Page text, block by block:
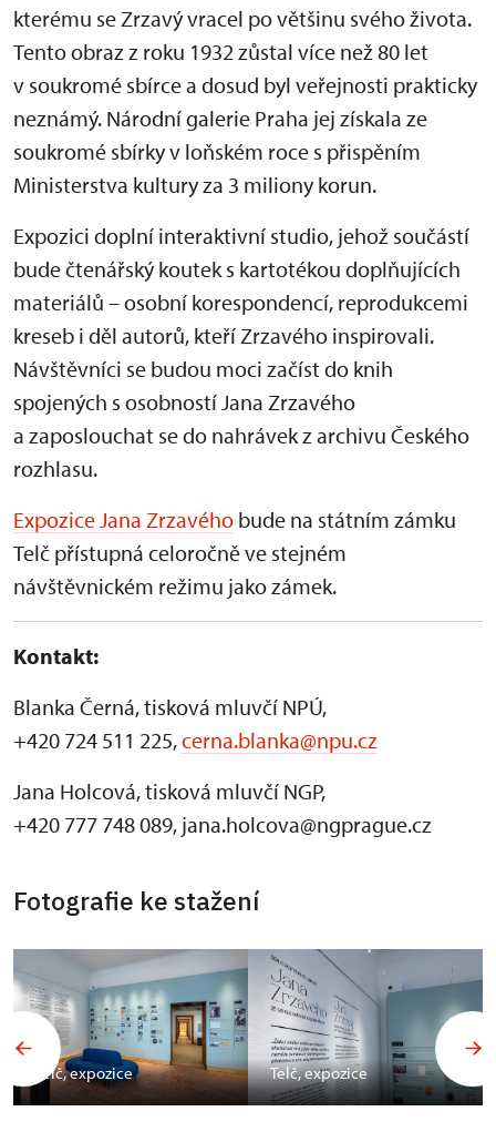
kterému se Zrzavý vracel po většinu svého života.
Tento obraz z roku 1932 zůstal více než 80 let
v soukromé sbírce a dosud byl veřejnosti prakticky
neznámý. Národní galerie Praha jej získala ze
soukromé sbírky v loňském roce s přispěním
Ministerstva kultury za 3 miliony korun.
Expozici doplní interaktivní studio, jehož součástí
bude čtenářský koutek s kartotékou doplňujících
materiálů – osobní korespondencí, reprodukcemi
kreseb i děl autorů, kteří Zrzavého inspirovali.
Návštěvníci se budou moci začíst do knih
spojených s osobností Jana Zrzavého
a zaposlouchat se do nahrávek z archivu Českého
rozhlasu.
Expozice Jana Zrzavého bude na státním zámku
Telč přístupná celoročně ve stejném
návštěvnickém režimu jako zámek.
Kontakt:
Blanka Černá, tisková mluvčí NPÚ,
+420 724 511 225,cerna.blanka@npu.cz
Jana Holcová, tisková mluvčí NGP,
+420 777 748 089, jana.holcova@ngprague.cz
Fotografie ke stažení
Telč, expozice Telč, expozice